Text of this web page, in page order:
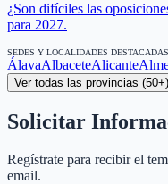
¿Son difíciles las
para 2027.
SEDES Y LOCALIDADES DESTACADAS
ÁlavaAlbaceteAlicante
Ver todas las provincias
Solicitar
Regístrate para recibir el
email.